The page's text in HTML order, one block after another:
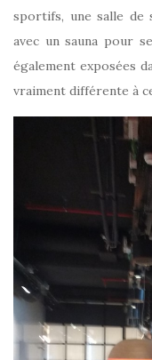
sportifs, une salle de
avec un sauna pour
également exposées
vraiment différente à